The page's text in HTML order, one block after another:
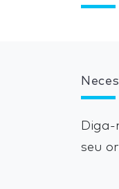
seu